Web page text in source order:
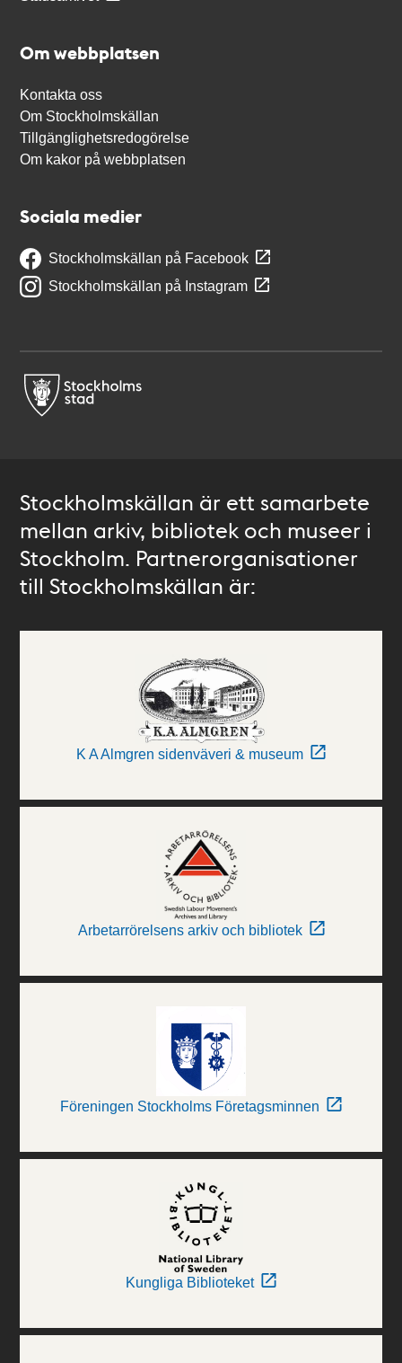
Om webbplatsen
Kontakta oss
Om Stockholmskällan
Tillgänglighetsredogörelse
Om kakor på webbplatsen
Sociala medier
Stockholmskällan på Facebook
Stockholmskällan på Instagram
Stockholmskällan är ett samarbete
mellan arkiv, bibliotek och museer i
Stockholm. Partnerorganisationer
till Stockholmskällan är:
K A Almgren sidenväveri & museum
Arbetarrörelsens arkiv och bibliotek
Föreningen Stockholms Företagsminnen
Kungliga Biblioteket